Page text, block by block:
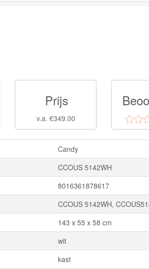
Prijs
v.a. €349.00
Candy
CCOUS 5142WH
8016361878617
CCOUS 5142WH,
143 x 55 x 58 cm
wit
kast